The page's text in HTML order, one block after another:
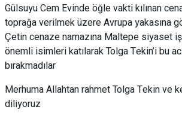
Gülsuyu Cem Evinde öğle vakti kılınan
toprağa verilmek üzere Avrupa yakasına
Çetin cenaze namazına Maltepe siyaset
önemli isimleri katılarak Tolga Tekin’i bu
bırakmadılar
Merhuma Allahtan rahmet Tolga Tekin ve
diliyoruz